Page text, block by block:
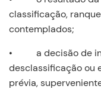
classificação,
contemplados;
• a decisão de
desclassificação ou
prévia,